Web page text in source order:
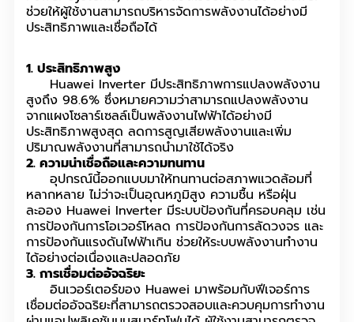
ช่วยให้ผู้ใช้งานสามารถบริหารจัดการพลังงานได้อย่างมี
ประสิทธิภาพและเชื่อถือได้
1. ประสิทธิภาพสูง
Huawei Inverter มีประสิทธิภาพการแปลงพลังงาน
สูงถึง 98.6% ซึ่งหมายความว่าสามารถแปลงพลังงาน
จากแผงโซลาร์เซลล์เป็นพลังงานไฟฟ้าได้อย่างมี
ประสิทธิภาพสูงสุด ลดการสูญเสียพลังงานและเพิ่ม
ปริมาณพลังงานที่สามารถนำมาใช้ได้จริง
2. ความน่าเชื่อถือและความทนทาน
อุปกรณ์นี้ออกแบบมาให้ทนทานต่อสภาพแวดล้อมที่
หลากหลาย ไม่ว่าจะเป็นอุณหภูมิสูง ความชื้น หรือฝุ่น
ละออง Huawei Inverter มีระบบป้องกันที่ครอบคลุม เช่น
การป้องกันการโอเวอร์โหลด การป้องกันการลัดวงจร และ
การป้องกันแรงดันไฟฟ้าเกิน ช่วยให้ระบบพลังงานทำงาน
ได้อย่างต่อเนื่องและปลอดภัย
3. การเชื่อมต่ออัจฉริยะ
อินเวอร์เตอร์ของ Huawei มาพร้อมกับฟีเจอร์การ
เชื่อมต่ออัจฉริยะที่สามารถตรวจสอบและควบคุมการทำงาน